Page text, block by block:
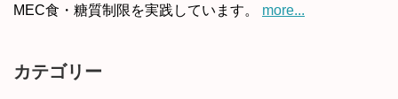
MEC食・糖質制限を実践しています。 more...
カテゴリー